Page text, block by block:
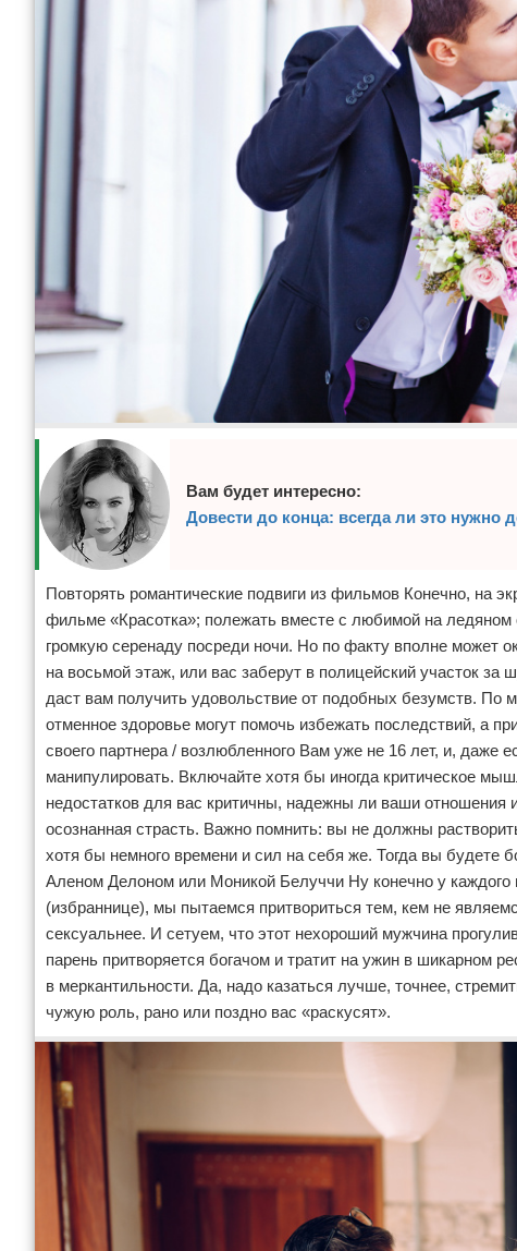
Вам будет интересно:
Довести до конца: всегда ли это нужно
Повторять романтические подвиги из фильмов Конечно, на
фильме «Красотка»; полежать вместе с любимой на ледяном
громкую серенаду посреди ночи. Но по факту вполне может
на восьмой этаж, или вас заберут в полицейский участок
даст вам получить удовольствие от подобных безумств.
отменное здоровье могут помочь избежать последствий, а
своего партнера / возлюбленного Вам уже не 16 лет, и,
манипулировать. Включайте хотя бы иногда критическое
недостатков для вас критичны, надежны ли ваши отношения
осознанная страсть. Важно помнить: вы не должны
хотя бы немного времени и сил на себя же. Тогда вы будете
Аленом Делоном или Моникой Белуччи Ну конечно у каждого
(избраннице), мы пытаемся притвориться тем, кем не
сексуальнее. И сетуем, что этот нехороший мужчина
парень притворяется богачом и тратит на ужин в шикарном
в меркантильности. Да, надо казаться лучше, точнее,
чужую роль, рано или поздно вас «раскусят».